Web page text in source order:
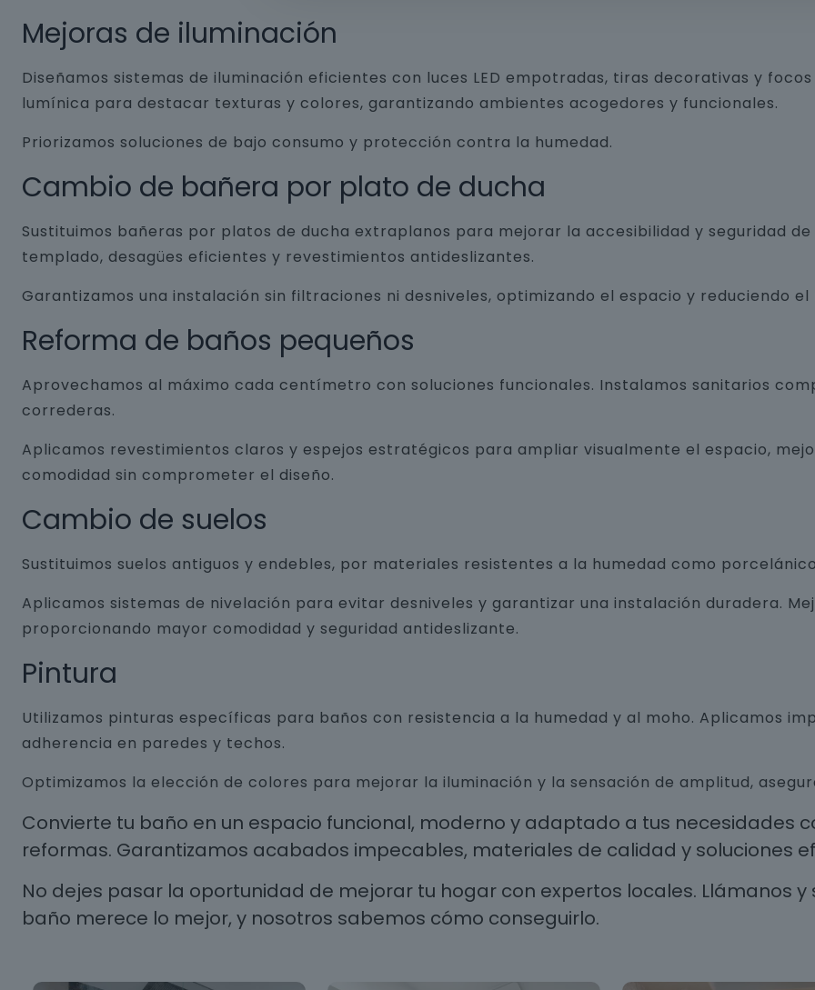
Mejoras de iluminación
Diseñamos sistemas de iluminación eficientes con luces LED empotradas, tiras decorativas y
lumínica para destacar texturas y colores, garantizando ambientes acogedores y funcionales.
Priorizamos soluciones de bajo consumo y protección contra la humedad.
Cambio de bañera por plato de ducha
Sustituimos bañeras por platos de ducha extraplanos para mejorar la accesibilidad y seguridad
templado, desagües eficientes y revestimientos antideslizantes.
Garantizamos una instalación sin filtraciones ni desniveles, optimizando el espacio y reduciendo el
Reforma de baños pequeños
Aprovechamos al máximo cada centímetro con soluciones funcionales. Instalamos sanitarios
correderas.
Aplicamos revestimientos claros y espejos estratégicos para ampliar visualmente el espacio,
comodidad sin comprometer el diseño.
Cambio de suelos
Sustituimos suelos antiguos y endebles, por materiales resistentes a la humedad como
Aplicamos sistemas de nivelación para evitar desniveles y garantizar una instalación duradera.
proporcionando mayor comodidad y seguridad antideslizante.
Pintura
Utilizamos pinturas específicas para baños con resistencia a la humedad y al moho. Aplicamos
adherencia en paredes y techos.
Optimizamos la elección de colores para mejorar la iluminación y la sensación de amplitud,
Convierte tu baño en un espacio funcional, moderno y adaptado a tus necesidades
reformas. Garantizamos acabados impecables, materiales de calidad y soluciones
No dejes pasar la oportunidad de mejorar tu hogar con expertos locales. Llámanos y
baño merece lo mejor, y nosotros sabemos cómo conseguirlo.